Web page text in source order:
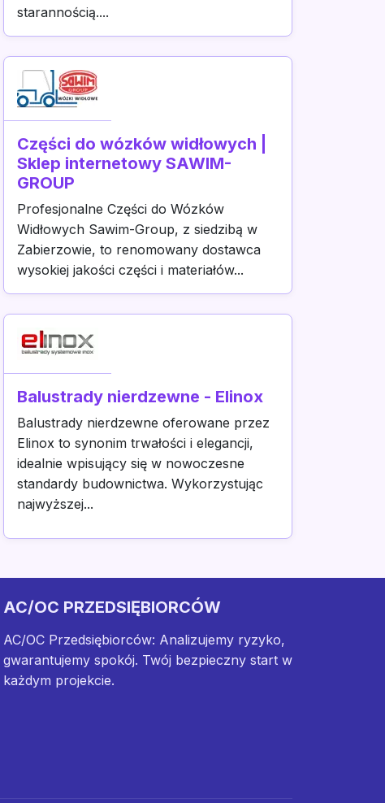
starannością....
Części do wózków widłowych |
Sklep internetowy SAWIM-
GROUP
Profesjonalne Części do Wózków
Widłowych Sawim-Group, z siedzibą w
Zabierzowie, to renomowany dostawca
wysokiej jakości części i materiałów...
Balustrady nierdzewne - Elinox
Balustrady nierdzewne oferowane przez
Elinox to synonim trwałości i elegancji,
idealnie wpisujący się w nowoczesne
standardy budownictwa. Wykorzystując
najwyższej...
AC/OC PRZEDSIĘBIORCÓW
AC/OC Przedsiębiorców: Analizujemy ryzyko,
gwarantujemy spokój. Twój bezpieczny start w
każdym projekcie.